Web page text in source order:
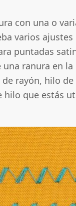
con una o
varios
puntadas
ranura en
rayón, hilo
que estás